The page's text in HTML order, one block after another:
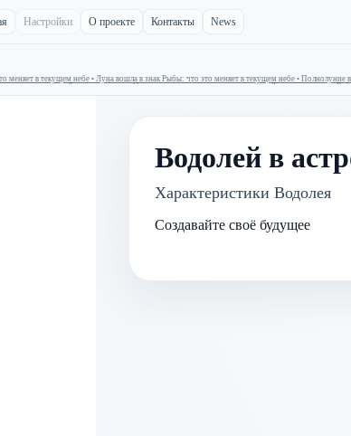
Настройки О проекте Контакты News
в текущем небе • Луна вошла в знак Рыбы: что это меняет в текущем небе • Полнолуние в
в текущем небе • Луна вошла в знак Овен: что это меняет в текущем небе • Луна вошла в
Водолей в
Характеристики Водолея
Создавайте своё будущее